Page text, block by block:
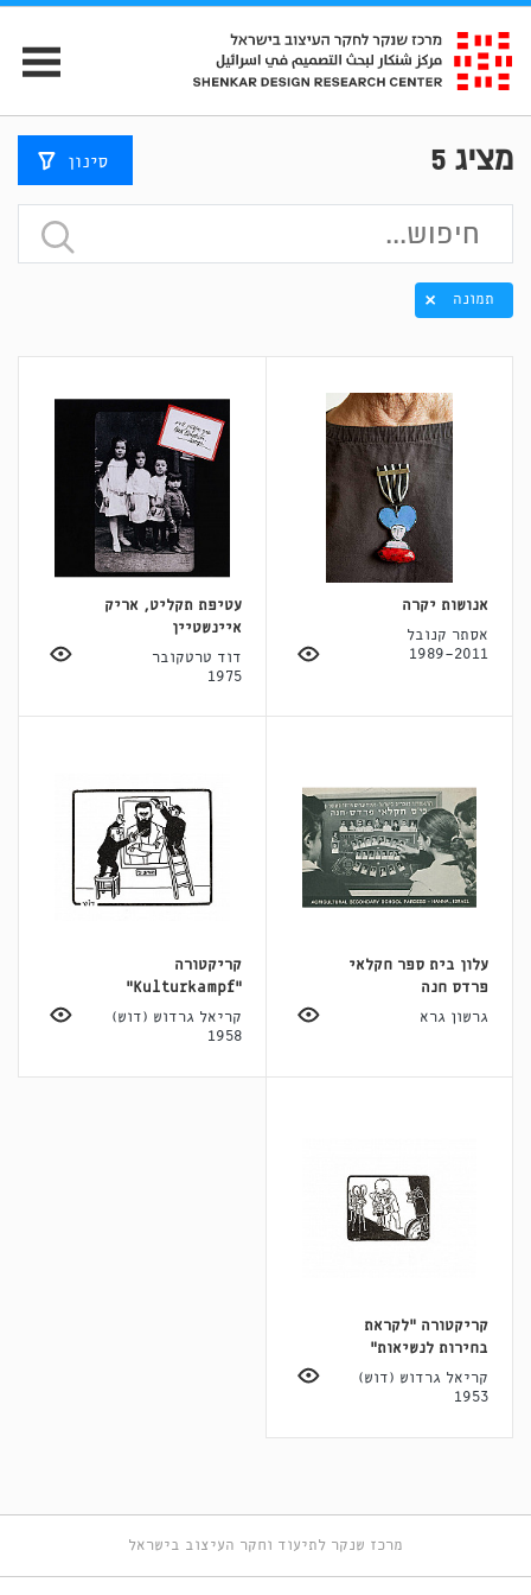
מציג 5 סינון
תמונה
אנושות יקרה
אסתר קנובל
1989-2011
עטיפת תקליט, אריק
איינשטיין
דוד טרטקובר
1975
עלון בית ספר חקלאי
פרדס חנה
גרשון גרא
קריקטורה
"Kulturkampf"
קריאל גרדוש (דוש)
1958
קריקטורה "לקראת
בחירות לנשיאות"
קריאל גרדוש (דוש)
1953
מרכז שנקר לתיעוד וחקר העיצוב בישראל